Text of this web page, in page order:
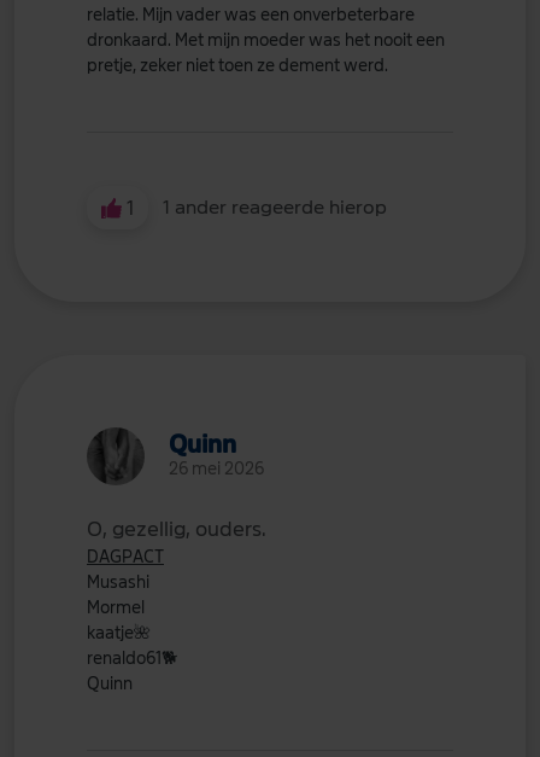
relatie. Mijn vader was een onverbeterbare
dronkaard. Met mijn moeder was het nooit een
pretje, zeker niet toen ze dement werd.
1 1 ander reageerde hierop
Quinn
26 mei 2026
O, gezellig, ouders.
DAGPACT
Musashi
Mormel
kaatje🌺
renaldo61 🐕
Quinn